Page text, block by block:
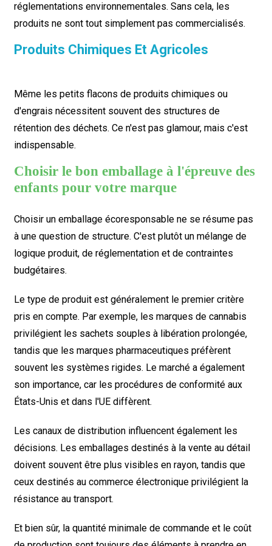
réglementations environnementales. Sans cela, les
produits ne sont tout simplement pas commercialisés.
Produits Chimiques Et Agricoles
Même les petits flacons de produits chimiques ou
d'engrais nécessitent souvent des structures de
rétention des déchets. Ce n'est pas glamour, mais c'est
indispensable.
Choisir le bon emballage à l'épreuve des
enfants pour votre marque
Choisir un emballage écoresponsable ne se résume pas
à une question de structure. C'est plutôt un mélange de
logique produit, de réglementation et de contraintes
budgétaires.
Le type de produit est généralement le premier critère
pris en compte. Par exemple, les marques de cannabis
privilégient les sachets souples à libération prolongée,
tandis que les marques pharmaceutiques préfèrent
souvent les systèmes rigides. Le marché a également
son importance, car les procédures de conformité aux
États-Unis et dans l'UE diffèrent.
Les canaux de distribution influencent également les
décisions. Les emballages destinés à la vente au détail
doivent souvent être plus visibles en rayon, tandis que
ceux destinés au commerce électronique privilégient la
résistance au transport.
Et bien sûr, la quantité minimale de commande et le coût